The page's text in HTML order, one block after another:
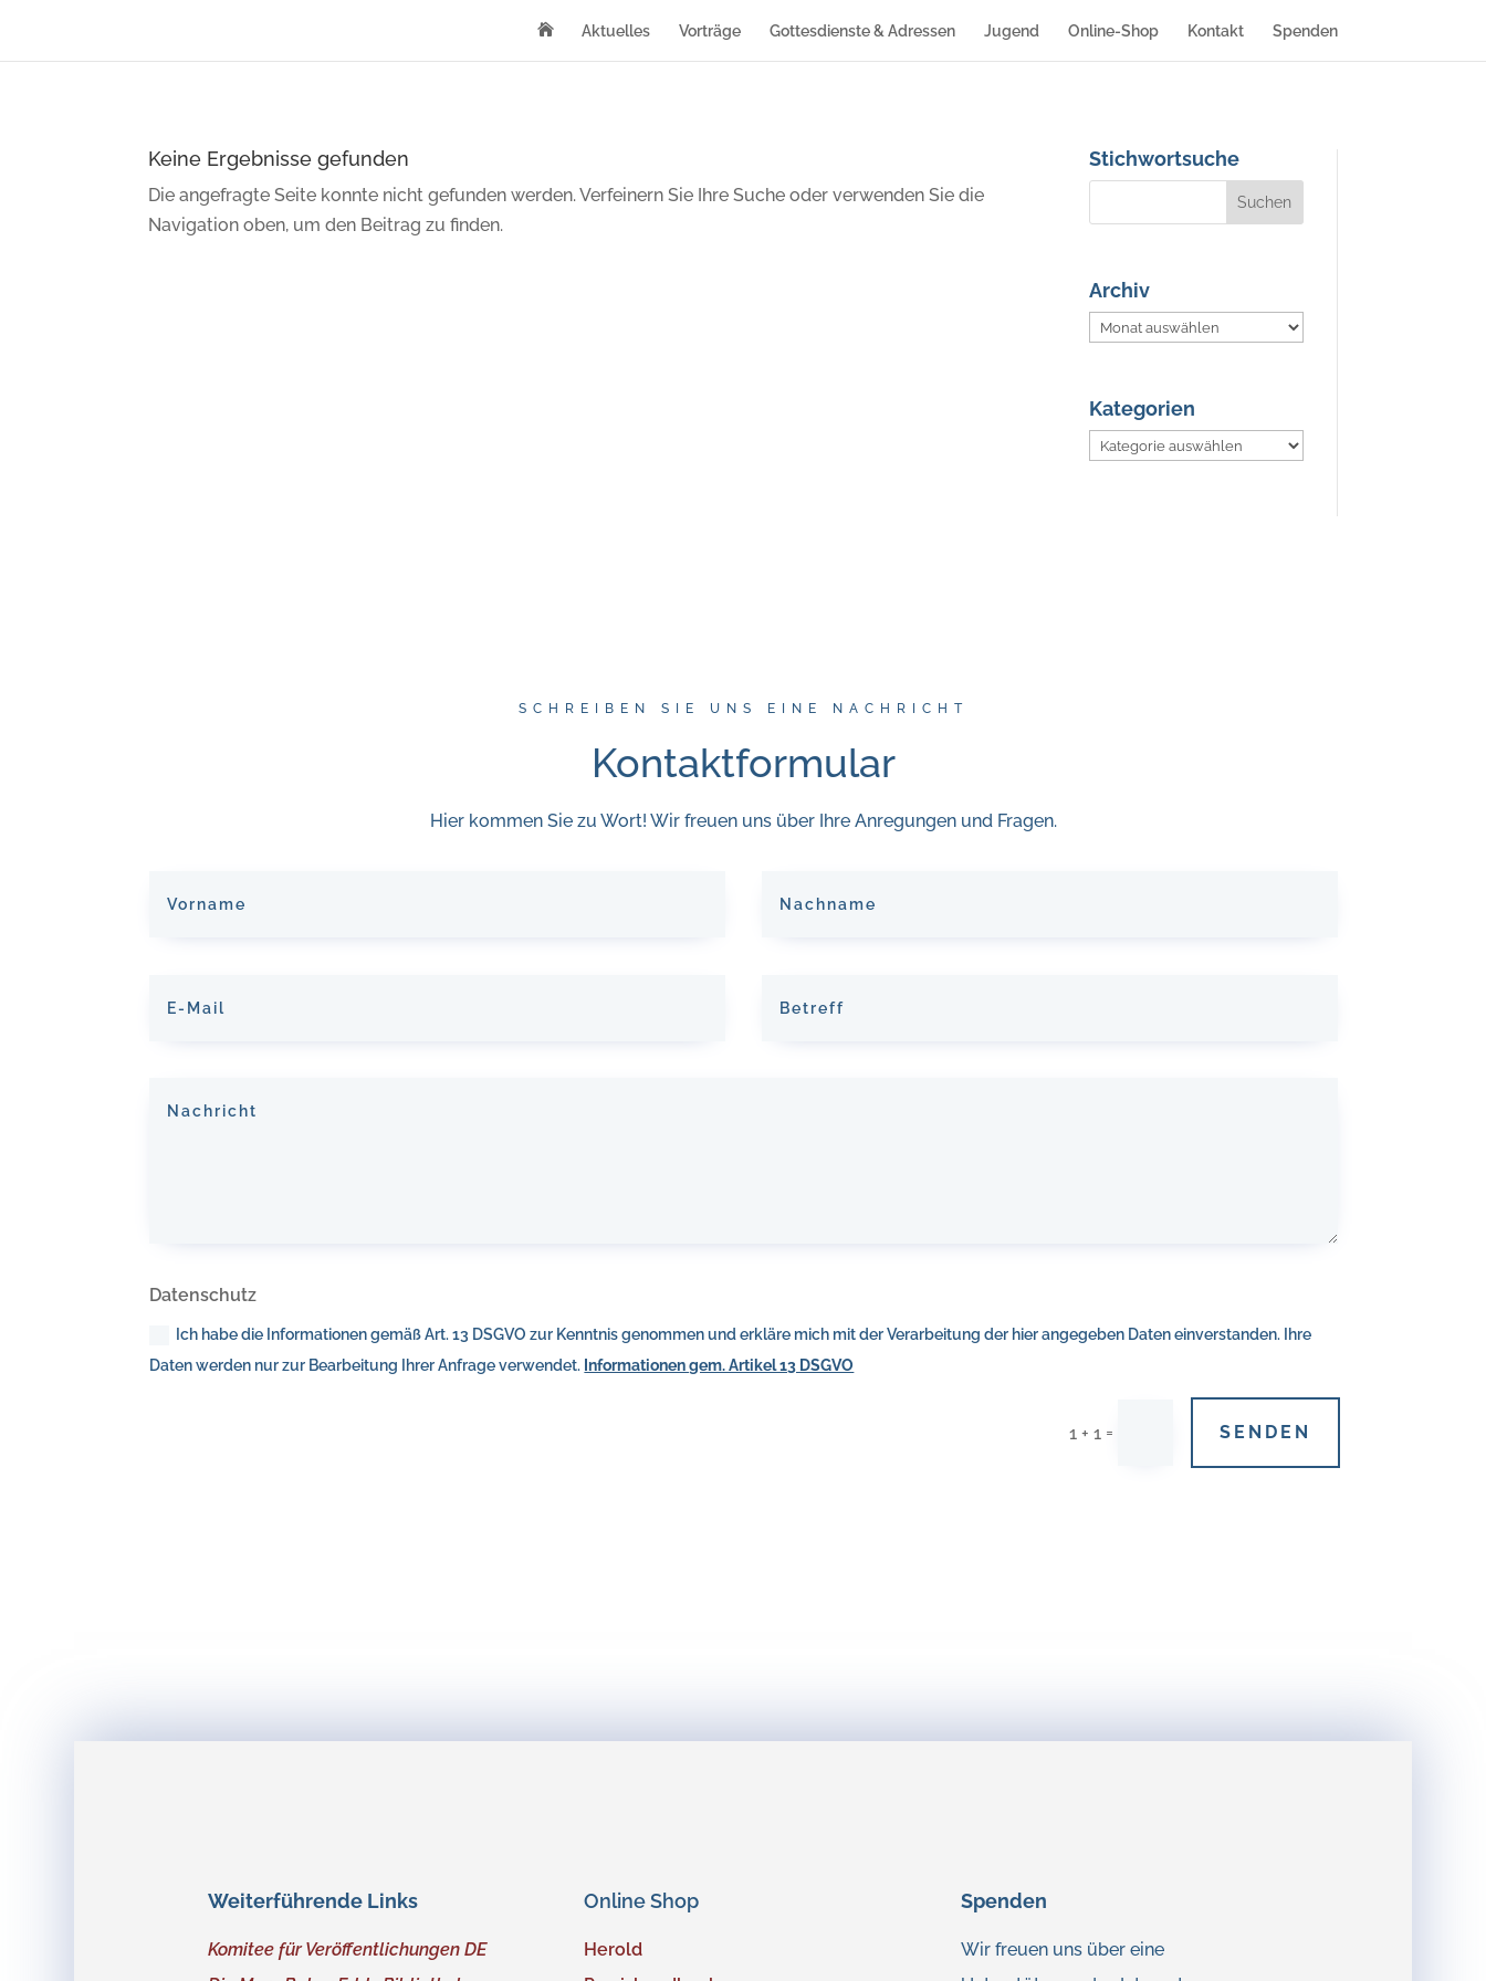
 Aktuelles Vorträge Gottesdienste & Adressen Jugend Online-Shop Kontakt Spenden
Keine Ergebnisse gefunden
Die angefragte Seite konnte nicht gefunden werden. Verfeinern Sie Ihre Suche oder verwenden Sie die
Navigation oben, um den Beitrag zu finden.
Stichwortsuche
Archiv
Archiv
Kategorien
Kategorien
SCHREIBEN SIE UNS EINE NACHRICHT
Kontaktformular
Hier kommen Sie zu Wort! Wir freuen uns über Ihre Anregungen und Fragen.
Datenschutz
Ich habe die Informationen gemäß Art. 13 DSGVO zur Kenntnis genommen und erkläre mich mit der Verarbeitung der hier angegeben Daten einverstanden. Ihre
Daten werden nur zur Bearbeitung Ihrer Anfrage verwendet. Informationen gem. Artikel 13 DSGVO
1 + 1 = SENDEN
Weiterführende Links
Komitee für Veröffentlichungen DE
Online Shop
Herold
Spenden
Wir freuen uns über eine